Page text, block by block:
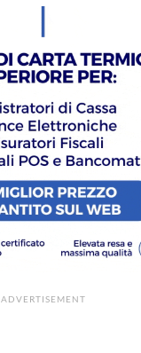
ADVERTISEMENT